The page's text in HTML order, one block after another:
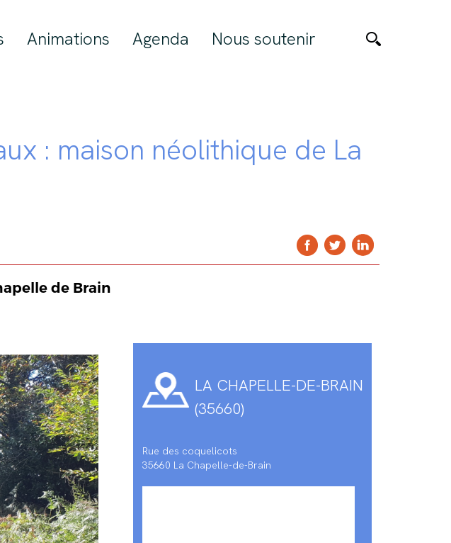
Animations Agenda Nous soutenir
: maison néolithique de La
de Brain
LA CHAPELLE-DE-BRAIN
(35660)
Rue des coquelicots
35660 La Chapelle-de-Brain